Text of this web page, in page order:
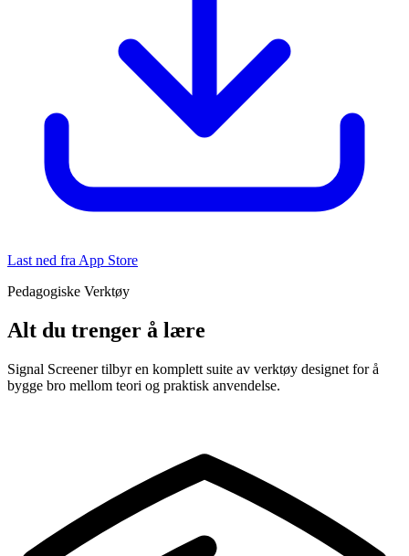
Last ned fra App Store
Pedagogiske Verktøy
Alt du trenger å lære
Signal Screener tilbyr en komplett suite av verktøy designet for å
bygge bro mellom teori og praktisk anvendelse.